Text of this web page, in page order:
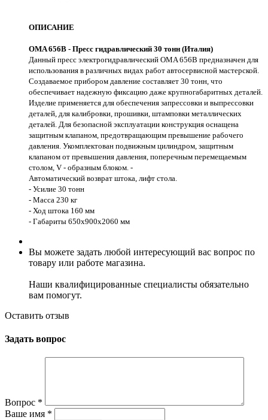
ОПИСАНИЕ
OMA 656B - Пресс гидравлический 30 тонн (Италия)
Данный пресс электрогидравлический OMA 656B предназначен для
использования в различных видах работ автосервисной мастерской.
Создаваемое прибором давление составляет 30 тонн, что
обеспечивает надежную фиксацию даже крупногабаритных деталей.
Изделие применяется для обеспечения запрессовки и выпрессовки
деталей, для калибровки, прошивки, штамповки металлических
деталей. Для безопасной эксплуатации конструкция оснащена
защитным клапаном, предотвращающим превышение рабочего
давления. Укомплектован подвижным цилиндром, защитным
клапаном от превышения давления, поперечным перемещаемым
столом, V - образным блоком. -
Автоматический возврат штока, лифт стола.
- Усилие 30 тонн
- Масса 230 кг
- Ход штока 160 мм
- Габариты 650х900х2060 мм
Вы можете задать любой интересующий вас вопрос по
товару или работе магазина.
Наши квалифицированные специалисты обязательно
вам помогут.
Оставить отзыв
Задать вопрос
Вопрос *
Ваше имя *